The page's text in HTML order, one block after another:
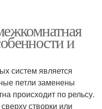
и
систем является
петли заменены
происходит по рельсу.
створки или